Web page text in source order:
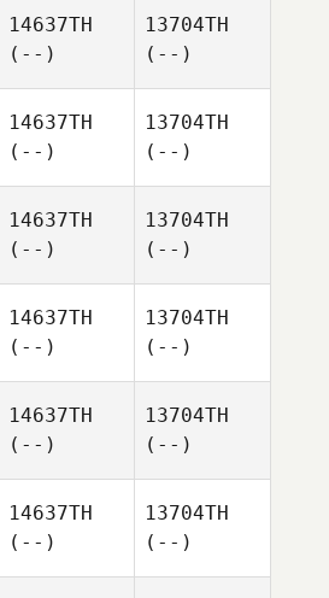
14637TH
(--)
13704TH
(--)
14637TH
(--)
13704TH
(--)
14637TH
(--)
13704TH
(--)
14637TH
(--)
13704TH
(--)
14637TH
(--)
13704TH
(--)
14637TH
(--)
13704TH
(--)